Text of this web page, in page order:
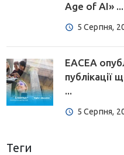
Age of AI» ...
5 Серпня,
EACEA
...
5 Серпня,
Теги